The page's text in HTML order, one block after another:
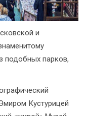
и
подобных парков,
Кустурицей